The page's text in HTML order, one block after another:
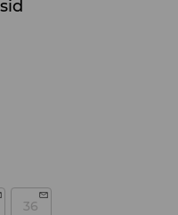
36